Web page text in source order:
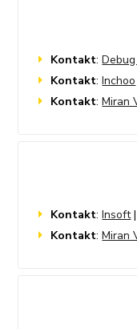
Kontakt:
Kontakt:Inchoo
Kontakt:Miran
Kontakt:Insoft|
Kontakt:Miran